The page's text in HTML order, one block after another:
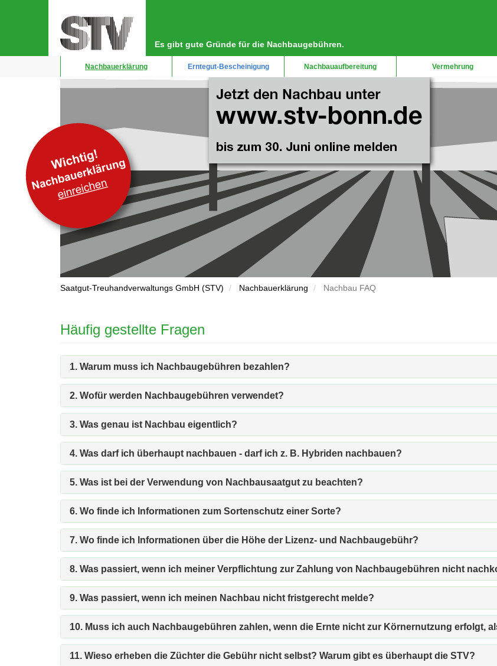
Es gibt gute Gründe für die Nachbaugebühren.
Hauptnavigation
Nachbauerklärung Erntegut-Bescheinigung Nachbauaufbereitung Vermehrung
Saatgut-Treuhandverwaltungs GmbH (STV) Nachbauerklärung Nachbau FAQ
Häufig gestellte Fragen
1. Warum muss ich Nachbaugebühren bezahlen?
2. Wofür werden Nachbaugebühren verwendet?
3. Was genau ist Nachbau eigentlich?
4. Was darf ich überhaupt nachbauen - darf ich z. B. Hybriden nachbauen?
5. Was ist bei der Verwendung von Nachbausaatgut zu beachten?
6. Wo finde ich Informationen zum Sortenschutz einer Sorte?
7. Wo finde ich Informationen über die Höhe der Lizenz- und Nachbaugebühr?
8. Was passiert, wenn ich meiner Verpflichtung zur Zahlung von Nachbaugebühren nicht
9. Was passiert, wenn ich meinen Nachbau nicht fristgerecht melde?
10. Muss ich auch Nachbaugebühren zahlen, wenn die Ernte nicht zur Körnernutzung erfolgt,
11. Wieso erheben die Züchter die Gebühr nicht selbst? Warum gibt es überhaupt die STV?